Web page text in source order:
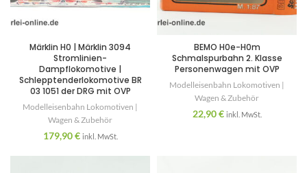
Märklin H0 | Märklin 3094
Stromlinien-
Dampflokomotive |
Schlepptenderlokomotive BR
03 1051 der DRG mit OVP
Modelleisenbahn Lokomotiven |
Wagen & Zubehör
179,90€ inkl. MwSt.
BEMO H0e-H0m
Schmalspurbahn 2. Klasse
Personenwagen mit OVP
Modelleisenbahn Lokomotiven |
Wagen & Zubehör
22,90€ inkl. MwSt.